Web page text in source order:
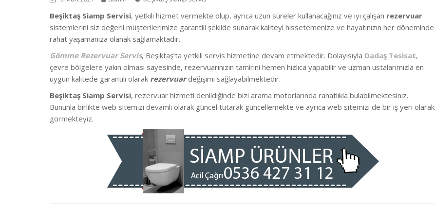
Beşiktaş Siamp Servisi, yetkili hizmet vermekte olup, ayrıca uzun süreler kullanacağınız ve iyi çalışan rezervuar
sistemlerini siz değerli müşterilerimize garantili şekilde sunarak kaliteyi hissetemenize ve hayatınızın her döneminde
rahat yaşamanıza olanak sağlamaktadır.
Gömme Rezervuar Servis, Beşiktaş’ta yetkili servis hizmetine devam etmektedir. Dolayısıyla Dadaş Tesisat,
çevre bölgelere yakın olması sayesinde, rezervuarınızın tamirini hemen hızlıca yapabilir ve uzman ustalarımızla en
uygun kalitede garantili olarak rezervuardeğişimi sağlayabilmektedir.
Beşiktaş Siamp Servisi, rezervuar hizmeti denildiğinde bizi arama motorlarında rahatlıkla bulabilmektesiniz.
Bununla birlikte web sitemizi devamlı olarak güncel tutarak güncellemekte ve ayrıca web sitemizi de bir iş yeri olarak
görmekteyiz.